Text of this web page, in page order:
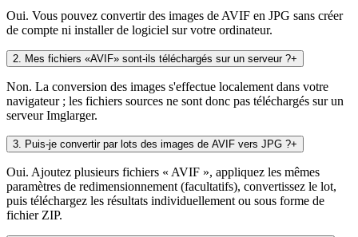
Oui. Vous pouvez convertir des images de AVIF en JPG sans créer
de compte ni installer de logiciel sur votre ordinateur.
2. Mes fichiers «AVIF» sont-ils téléchargés sur un serveur ?+
Non. La conversion des images s'effectue localement dans votre
navigateur ; les fichiers sources ne sont donc pas téléchargés sur un
serveur Imglarger.
3. Puis-je convertir par lots des images de AVIF vers JPG ?+
Oui. Ajoutez plusieurs fichiers « AVIF », appliquez les mêmes
paramètres de redimensionnement (facultatifs), convertissez le lot,
puis téléchargez les résultats individuellement ou sous forme de
fichier ZIP.